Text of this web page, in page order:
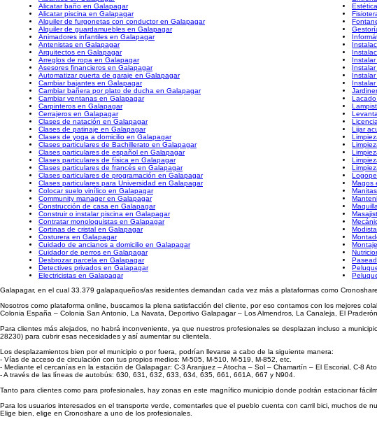
Alicatar baño en Galapagar
Alicatar piscina en Galapagar
Alquiler de furgonetas con conductor en Galapagar
Alquiler de guardamuebles en Galapagar
Animadores infantiles en Galapagar
Antenistas en Galapagar
Arquitectos en Galapagar
Arreglos de ropa en Galapagar
Asesores financieros en Galapagar
Automatizar puerta de garaje en Galapagar
Cambiar bajantes en Galapagar
Cambiar bañera por plato de ducha en Galapagar
Cambiar ventanas en Galapagar
Carpinteros en Galapagar
Cerrajeros en Galapagar
Clases de natación en Galapagar
Clases de patinaje en Galapagar
Clases de yoga a domicilio en Galapagar
Clases particulares de Bachillerato en Galapagar
Clases particulares de español en Galapagar
Clases particulares de física en Galapagar
Clases particulares de francés en Galapagar
Clases particulares de programación en Galapagar
Clases particulares para Universidad en Galapagar
Colocar suelo vinílico en Galapagar
Community manager en Galapagar
Construcción de casa en Galapagar
Construir o instalar piscina en Galapagar
Contratar monologuistas en Galapagar
Cortinas de cristal en Galapagar
Costurera en Galapagar
Cuidado de ancianos a domicilio en Galapagar
Cuidador de perros en Galapagar
Desbrozar parcela en Galapagar
Detectives privados en Galapagar
Electricistas en Galapagar
Lijar
Magos
Galapagar, en el cual 33.379 galapaqueños/as residentes demandan cada vez más a plataformas como
Nosotros como plataforma online, buscamos la plena satisfacción del cliente, por eso contamos con los mejores
Colonia España – Colonia San Antonio, La Navata, Deportivo Galapagar – Los Almendros, La Canaleja, El
Para clientes más alejados, no habrá inconveniente, ya que nuestros profesionales se desplazan incluso a
28230) para cubrir esas necesidades y así aumentar su clientela.
Los desplazamientos bien por el municipio o por fuera, podrían llevarse a cabo de la siguiente manera:
- Vías de acceso de circulación con tus propios medios: M-505, M-510, M-519, M-852, etc.
- Mediante el cercanías en la estación de Galapagar: C-3 Aranjuez – Atocha – Sol – Chamartín – El Escorial, C-8
- A través de las líneas de autobús: 630, 631, 632, 633, 634, 635, 661, 661A, 667 y N904.
Tanto para clientes como para profesionales, hay zonas en este magnífico municipio donde podrán estacionar
Para los usuarios interesados en el transporte verde, comentarles que el pueblo cuenta con carril bici, muchos de
Elige bien, elige en Cronoshare a uno de los profesionales.